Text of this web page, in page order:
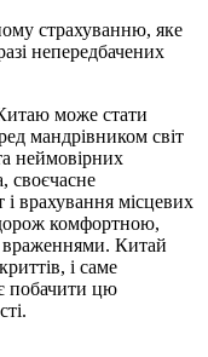
страхуванню, яке
непередбачених
може стати
мандрівником світ
неймовірних
своєчасне
врахування місцевих
комфортною,
Китай
і саме
побачити цю